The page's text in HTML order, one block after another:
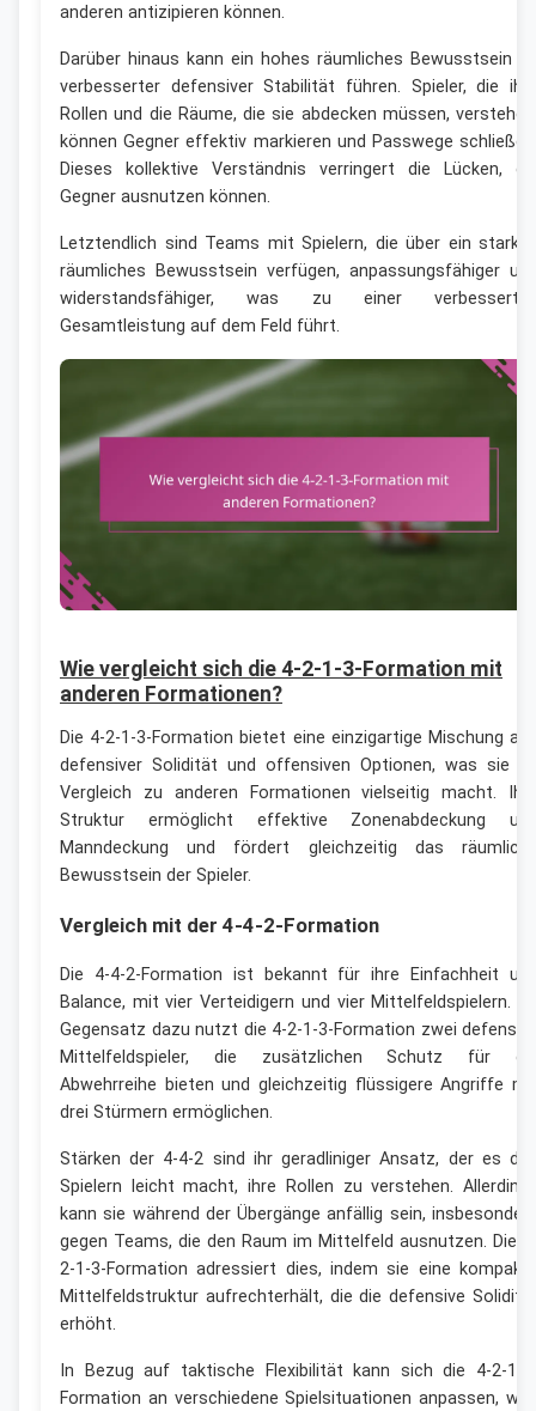
anderen antizipieren können.
Darüber hinaus kann ein hohes räumliches Bewusstsein
verbesserter defensiver Stabilität führen. Spieler, die
Rollen und die Räume, die sie abdecken müssen,
können Gegner effektiv markieren und Passwege
Dieses kollektive Verständnis verringert die Lücken,
Gegner ausnutzen können.
Letztendlich sind Teams mit Spielern, die über ein
räumliches Bewusstsein verfügen, anpassungsfähiger
widerstandsfähiger, was zu einer
Gesamtleistung auf dem Feld führt.
Wie vergleicht sich die 4-2-1-3-Formation mit
anderen Formationen?
Die 4-2-1-3-Formation bietet eine einzigartige Mischung
defensiver Solidität und offensiven Optionen, was sie
Vergleich zu anderen Formationen vielseitig macht.
Struktur ermöglicht effektive Zonenabdeckung
Manndeckung und fördert gleichzeitig das
Bewusstsein der Spieler.
Vergleich mit der 4-4-2-Formation
Die 4-4-2-Formation ist bekannt für ihre Einfachheit
Balance, mit vier Verteidigern und vier Mittelfeldspielern.
Gegensatz dazu nutzt die 4-2-1-3-Formation zwei
Mittelfeldspieler, die zusätzlichen Schutz für
Abwehrreihe bieten und gleichzeitig flüssigere Angriffe
drei Stürmern ermöglichen.
Stärken der 4-4-2 sind ihr geradliniger Ansatz, der es
Spielern leicht macht, ihre Rollen zu verstehen.
kann sie während der Übergänge anfällig sein,
gegen Teams, die den Raum im Mittelfeld ausnutzen. Die
2-1-3-Formation adressiert dies, indem sie eine
Mittelfeldstruktur aufrechterhält, die die defensive
erhöht.
In Bezug auf taktische Flexibilität kann sich die 4-2-1-
Formation an verschiedene Spielsituationen anpassen,